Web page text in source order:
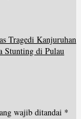
Tragedi Kanjuruhan
Stunting di Pulau
wajib ditandai *